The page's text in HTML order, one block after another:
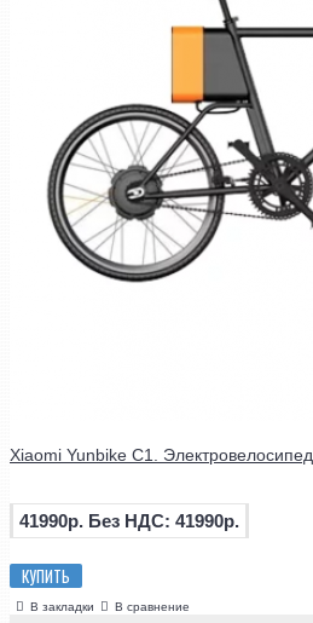
Xiaomi Yunbike C1. Электровелосипед
41990р. Без НДС: 41990р.
КУПИТЬ
В закладки В сравнение